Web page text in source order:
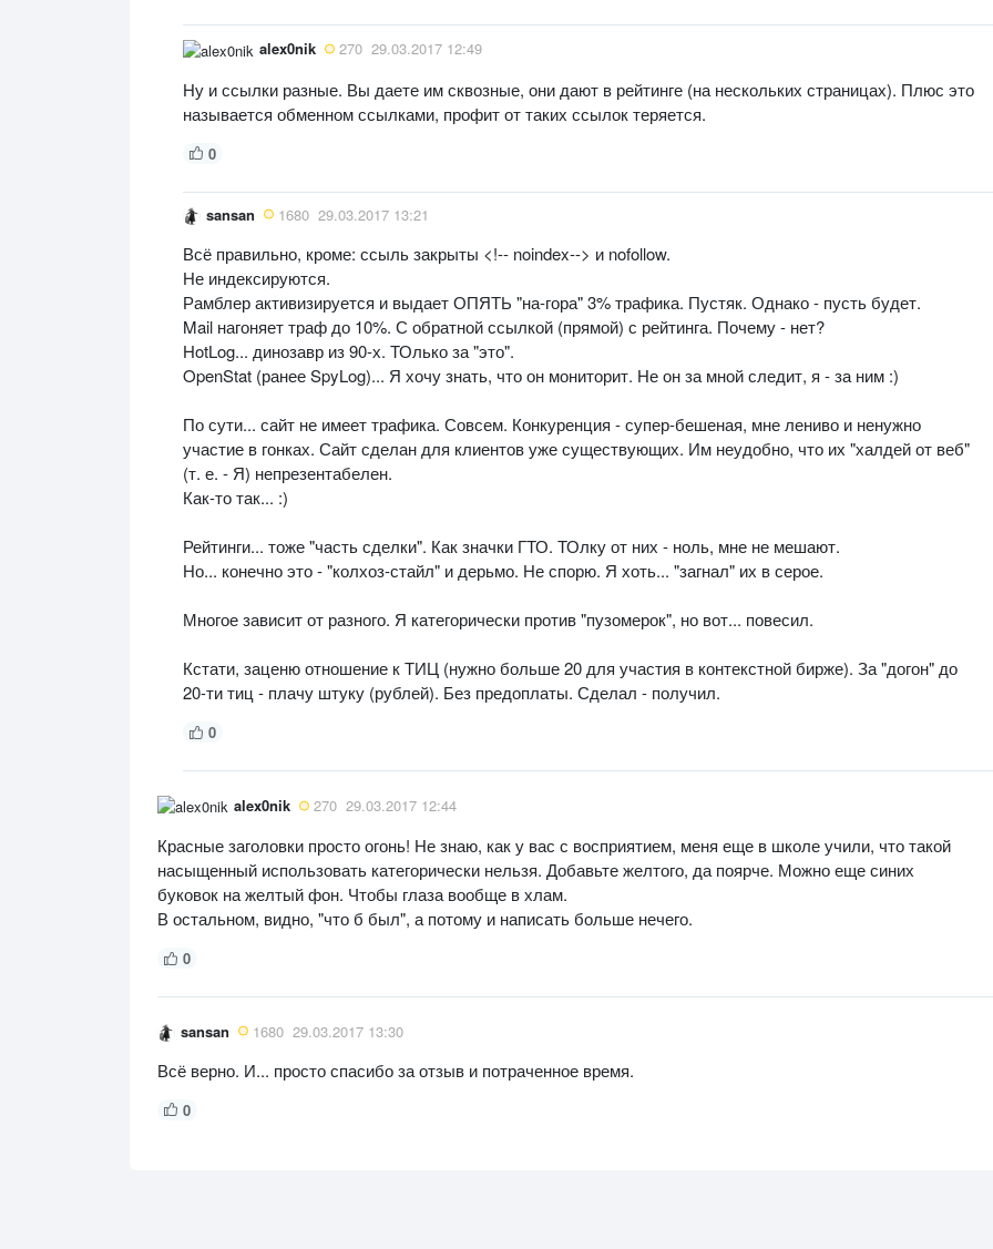
alex0nik 270 29.03.2017 12:49
Ну и ссылки разные. Вы даете им сквозные, они дают в рейтинге (на нескольких страницах). Плюс это
называется обменном ссылками, профит от таких ссылок теряется.
0
sansan 1680 29.03.2017 13:21
Всё правильно, кроме: ссыль закрыты <!-- noindex--> и nofollow.
Не индексируются.
Рамблер активизируется и выдает ОПЯТЬ "на-гора" 3% трафика. Пустяк. Однако - пусть будет.
Mail нагоняет траф до 10%. С обратной ссылкой (прямой) с рейтинга. Почему - нет?
HotLog... динозавр из 90-х. ТОлько за "это".
OpenStat (ранее SpyLog)... Я хочу знать, что он мониторит. Не он за мной следит, я - за ним :)
По сути... сайт не имеет трафика. Совсем. Конкуренция - супер-бешеная, мне лениво и ненужно
участие в гонках. Сайт сделан для клиентов уже существующих. Им неудобно, что их "халдей от веб"
(т. е. - Я) непрезентабелен.
Как-то так... :)
Рейтинги... тоже "часть сделки". Как значки ГТО. ТОлку от них - ноль, мне не мешают.
Но... конечно это - "колхоз-стайл" и дерьмо. Не спорю. Я хоть... "загнал" их в серое.
Многое зависит от разного. Я категорически против "пузомерок", но вот... повесил.
Кстати, заценю отношение к ТИЦ (нужно больше 20 для участия в контекстной бирже). За "догон" до
20-ти тиц - плачу штуку (рублей). Без предоплаты. Сделал - получил.
0
alex0nik 270 29.03.2017 12:44
Красные заголовки просто огонь! Не знаю, как у вас с восприятием, меня еще в школе учили, что такой
насыщенный использовать категорически нельзя. Добавьте желтого, да поярче. Можно еще синих
буковок на желтый фон. Чтобы глаза вообще в хлам.
В остальном, видно, "что б был", а потому и написать больше нечего.
0
sansan 1680 29.03.2017 13:30
Всё верно. И... просто спасибо за отзыв и потраченное время.
0